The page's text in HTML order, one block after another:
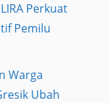
Perkuat
Pemilu
Warga
Ubah